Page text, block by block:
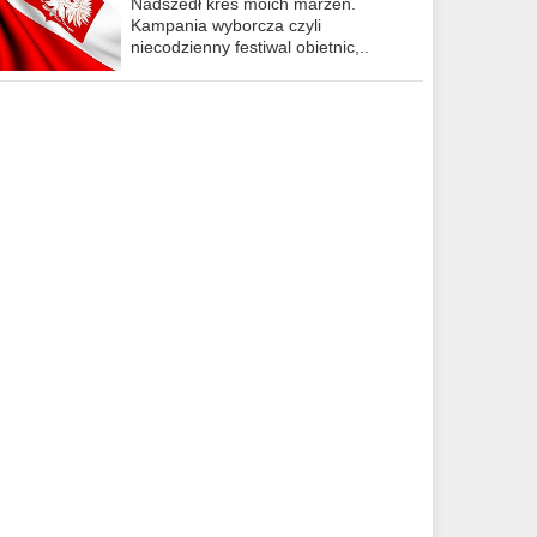
Kampania wyborcza czyli
niecodzienny festiwal obietnic,..